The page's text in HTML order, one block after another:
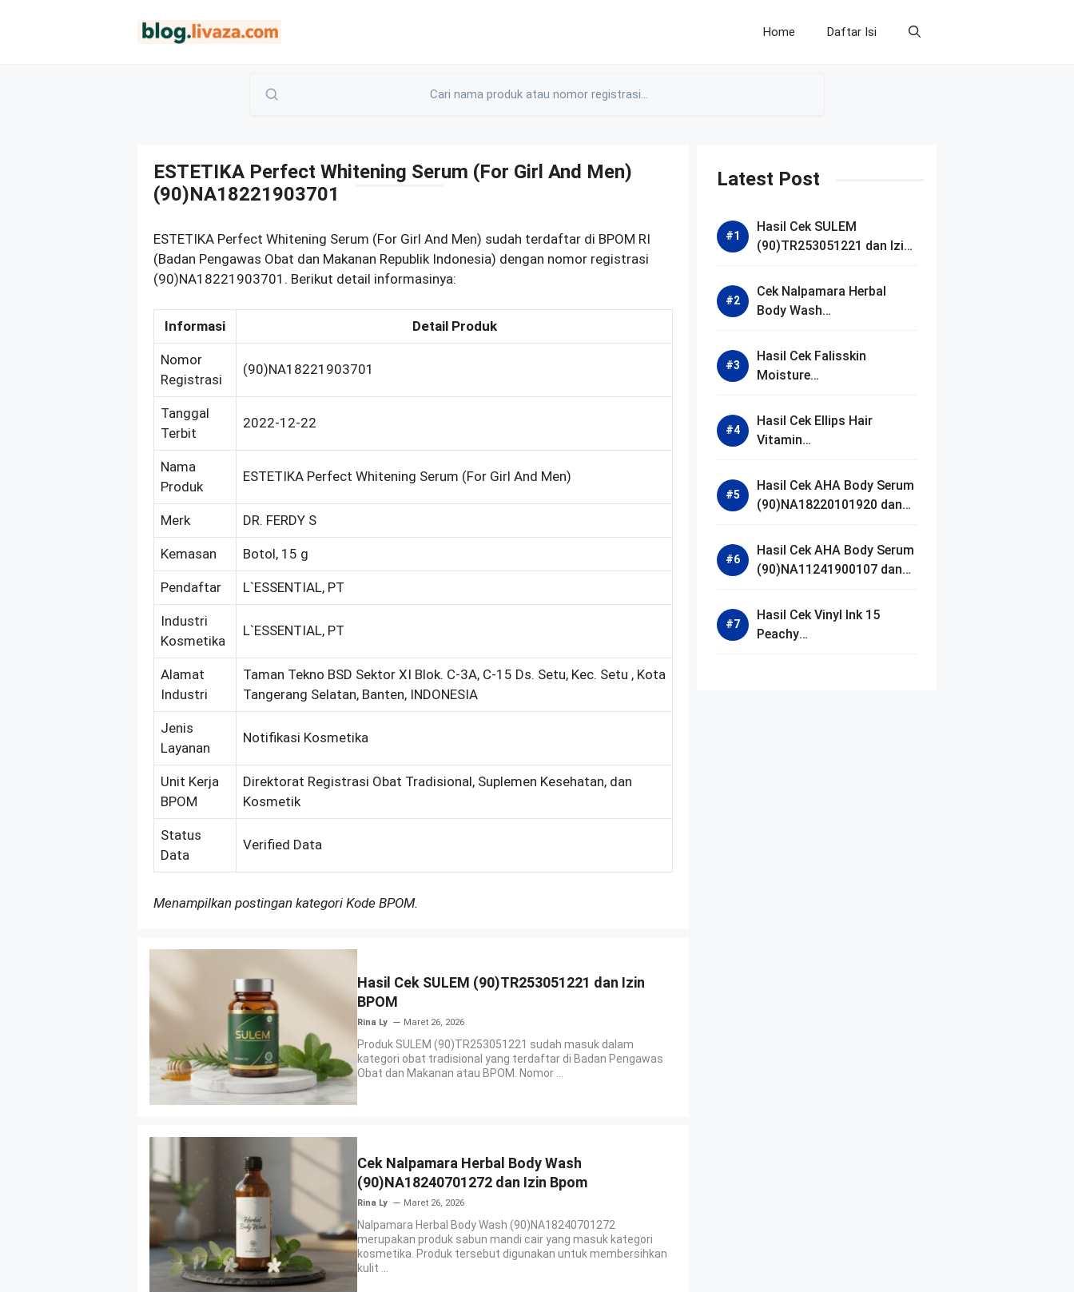
Home Daftar Isi
ESTETIKA Perfect Whitening Serum (For Girl And Men)
(90)NA18221903701
ESTETIKA Perfect Whitening Serum (For Girl And Men) sudah terdaftar di BPOM RI
(Badan Pengawas Obat dan Makanan Republik Indonesia) dengan nomor registrasi
(90)NA18221903701. Berikut detail informasinya:
Informasi Detail Produk
Nomor
Registrasi
(90)NA18221903701
Tanggal
Terbit
2022-12-22
Nama
Produk
ESTETIKA Perfect Whitening Serum (For Girl And Men)
Merk DR. FERDY S
Kemasan Botol, 15 g
Pendaftar L`ESSENTIAL, PT
Industri
Kosmetika
L`ESSENTIAL, PT
Alamat
Industri
Taman Tekno BSD Sektor XI Blok. C-3A, C-15 Ds. Setu, Kec. Setu , Kota
Tangerang Selatan, Banten, INDONESIA
Jenis
Layanan
Notifikasi Kosmetika
Unit Kerja
BPOM
Direktorat Registrasi Obat Tradisional, Suplemen Kesehatan, dan
Kosmetik
Status
Data
Verified Data
Menampilkan postingan kategori Kode BPOM.
Hasil Cek SULEM (90)TR253051221 dan Izin
BPOM
Rina Ly Maret 26, 2026
Produk SULEM (90)TR253051221 sudah masuk dalam
kategori obat tradisional yang terdaftar di Badan Pengawas
Obat dan Makanan atau BPOM. Nomor ...
Cek Nalpamara Herbal Body Wash
(90)NA18240701272 dan Izin Bpom
Rina Ly Maret 26, 2026
Nalpamara Herbal Body Wash (90)NA18240701272
merupakan produk sabun mandi cair yang masuk kategori
kosmetika. Produk tersebut digunakan untuk membersihkan
kulit ...
Latest Post
Hasil Cek SULEM
(90)TR253051221 dan Izin
Cek Nalpamara Herbal
Body Wash
Izin Bpom
Hasil Cek Falisskin
Moisture
Izin BPOM
Hasil Cek Ellips Hair
Vitamin
Izin BPOM
Hasil Cek AHA Body Serum
(90)NA18220101920 dan
Hasil Cek AHA Body Serum
(90)NA11241900107 dan
Hasil Cek Vinyl Ink 15
Peachy